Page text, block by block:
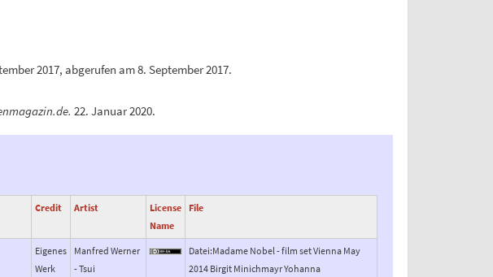
2017, abgerufen am 8. September 2017.
22. Januar 2020.
Credit Artist
License
Name
File
Eigenes
Werk
Manfred Werner
- Tsui
Datei:Madame Nobel - film set Vienna May
2014 Birgit Minichmayr Yohanna